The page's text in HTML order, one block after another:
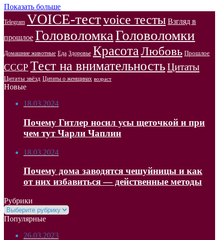
Показать больше
Telegram VOICE-тестvoice тесты Взгляд в
прошлое ГоловоломкаГоловоломки
Домашние животные Еда Здоровье КрасотаЛюбовь Прошлое
СССР Тест на внимательностьЦитаты
Цитаты звёзд Цитаты о женщинах возраст
Новые
18.03.2024
Почему Гитлер носил усы щеточкой и при
чем тут Чарли Чаплин
18.03.2024
Почему дома заводятся чешуйницы и как
от них избавиться — действенные методы
Рубрики
Рубрики
Популярные
26.03.2023